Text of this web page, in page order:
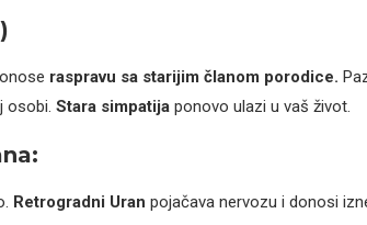
raspravu sa starijim članom porodice.
osobi. Stara simpatijaponovo ulazi u vaš život.
Retrogradni Uran pojačava nervozu i donosi